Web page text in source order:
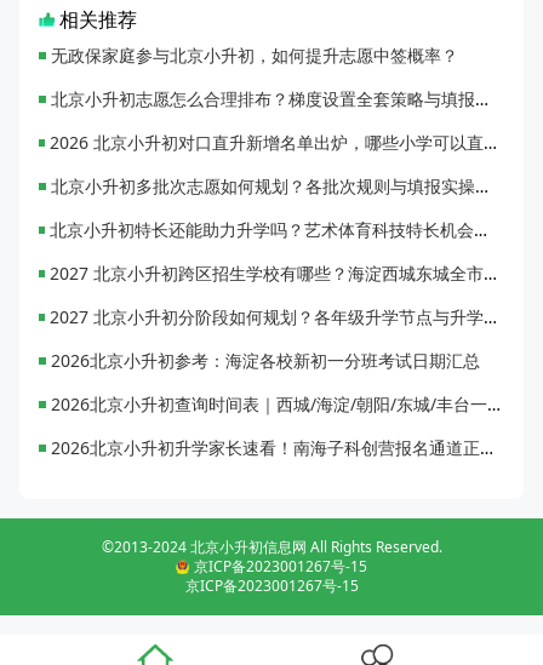
相关推荐
无政保家庭参与北京小升初，如何提升志愿中签概率？
北京小升初志愿怎么合理排布？梯度设置全套策略与填报避坑指南
2026 北京小升初对口直升新增名单出炉，哪些小学可以直升优质初中？
北京小升初多批次志愿如何规划？各批次规则与填报实操指南
北京小升初特长还能助力升学吗？艺术体育科技特长机会与误区全面解析
2027 北京小升初跨区招生学校有哪些？海淀西城东城全市招生校完整汇总
2027 北京小升初分阶段如何规划？各年级升学节点与升学通道全梳理
2026北京小升初参考：海淀各校新初一分班考试日期汇总
2026北京小升初查询时间表｜西城/海淀/朝阳/东城/丰台一键对照
2026北京小升初升学家长速看！南海子科创营报名通道正式开启
©2013-2024 北京小升初信息网 All Rights Reserved.
京ICP备2023001267号-15
京ICP备2023001267号-15